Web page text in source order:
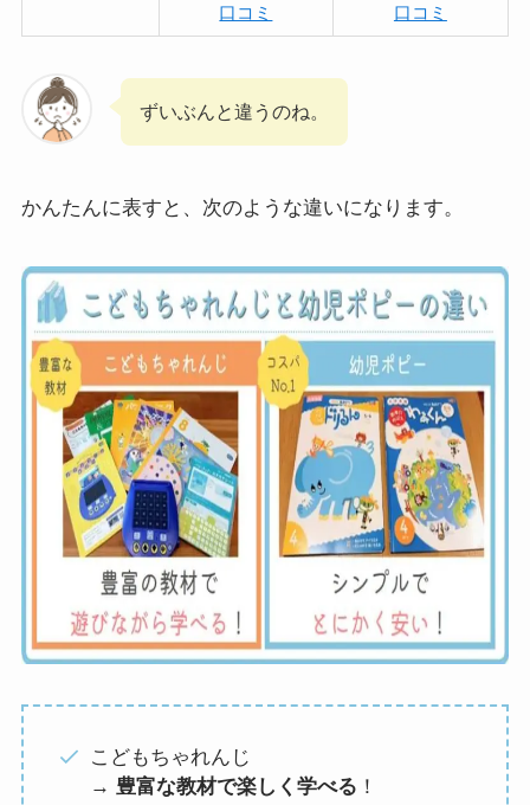
口コミ 口コミ
ずいぶんと違うのね。
かんたんに表すと、次のような違いになります。
こどもちゃれんじ
→ 豊富な教材で楽しく学べる ！